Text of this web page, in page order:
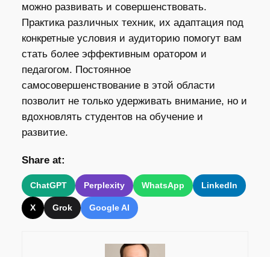
можно развивать и совершенствовать.
Практика различных техник, их адаптация под
конкретные условия и аудиторию помогут вам
стать более эффективным оратором и
педагогом. Постоянное
самосовершенствование в этой области
позволит не только удерживать внимание, но и
вдохновлять студентов на обучение и
развитие.
Share at:
ChatGPT Perplexity WhatsApp LinkedIn
X Grok Google AI